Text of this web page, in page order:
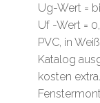
Ug-Wert =
Uf -Wert =
PVC, in
Katalog
kosten extra.